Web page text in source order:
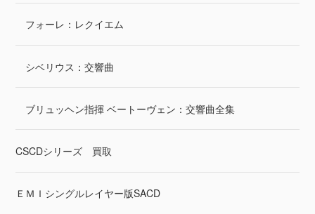
フォーレ：レクイエム
シベリウス：交響曲
ブリュッヘン指揮 ベートーヴェン：交響曲全集
CSCDシリーズ 買取
ＥＭＩシングルレイヤー版SACD